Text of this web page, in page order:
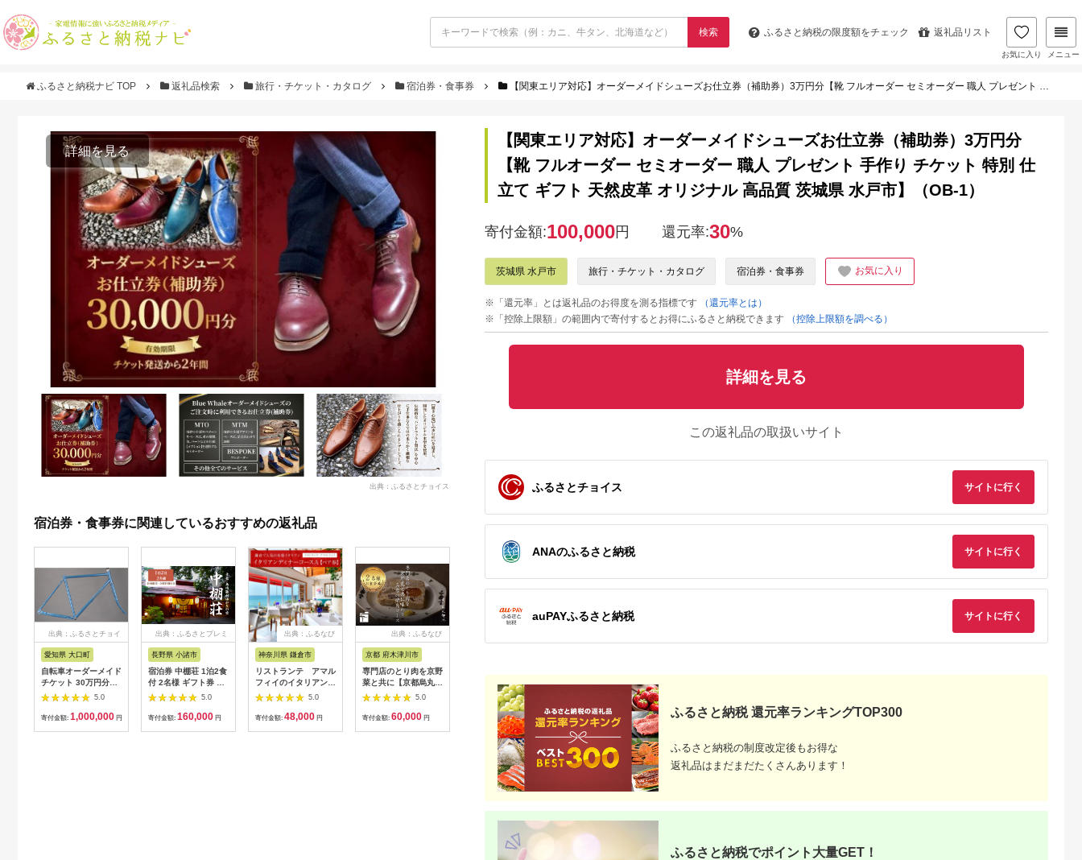
検索 ふるさと納税の限度額をチェック 返礼品リスト
お気に入り メニュー
ふるさと納税ナビ TOP 返礼品検索 旅行・チケット・カタログ 宿泊券・食事券 【関東エリア対応】オーダーメイドシューズお仕立券（補助券）3万円分【靴 フルオーダー セミオーダー 職人 プレゼント 手作り チケット 特別 仕立て ギフト 天然皮革 オリジナル 高品質 茨城県 水戸市】（OB-1）
詳細を見る
出典：ふるさとチョイス
宿泊券・食事券に関連しているおすすめの返礼品
出典：ふるさとチョイ
愛知県 大口町
自転車オーダーメイド
チケット 30万円分
【1360365】
5.0
寄付金額: 1,000,000 円
出典：ふるさとプレミ
長野県 小諸市
宿泊券 中棚荘 1泊2食
付 2名様 ギフト券 チ
ケット 券 宿泊 旅行
5.0
寄付金額: 160,000 円
出典：ふるなび
神奈川県 鎌倉市
リストランテ アマル
フィイのイタリアンデ
ィナーコースA ペア
5.0
寄付金額: 48,000 円
出典：ふるなび
京都 府木津川市
専門店のとり肉を京野
菜と共に【京都烏丸御
池】で味わう2名様焼
鳥コースお食事券
064-15
5.0
寄付金額: 60,000 円
（15,000円）【星野
リゾート】
5.0
寄付金額:50,000 円
5.0
寄付金額:14,000円
ス
C701_(都城市) ゴルフ
ゴルフクラブ ダンロ
チケット 購入補助券
アイアン ドライバー
フェアウェイウッド
寄付金額:1,000,000円
ス
さと感謝券（3,000円
分）
寄付金額: 10,000 円
出典：ふるさとプレミ
アム
寄付金額:
出典：ふるさとチョ
【関東エリア対応】オーダーメイドシューズお仕立券（補助券）3万円分
【靴 フルオーダー セミオーダー 職人 プレゼント 手作り チケット 特別 仕
立て ギフト 天然皮革 オリジナル 高品質 茨城県 水戸市】（OB-1）
寄付金額:100,000円 還元率:30%
茨城県 水戸市 旅行・チケット・カタログ 宿泊券・食事券 お気に入り
※「還元率」とは返礼品のお得度を測る指標です
（還元率とは）
※「控除上限額」の範囲内で寄付するとお得にふるさと納税できます
（控除上限額を調べる）
詳細を見る
この返礼品の取扱いサイト
ふるさとチョイス サイトに行く
ANAのふるさと納税 サイトに行く
auPAYふるさと納税 サイトに行く
ふるさと納税 還元率ランキングTOP300
ふるさと納税の制度改定後もお得な
返礼品はまだまだたくさんあります！
ふるさと納税でポイント大量GET！